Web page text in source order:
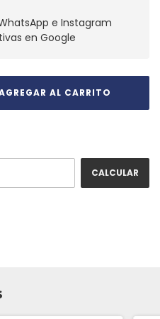
e Instagram
en Google
CALCULAR